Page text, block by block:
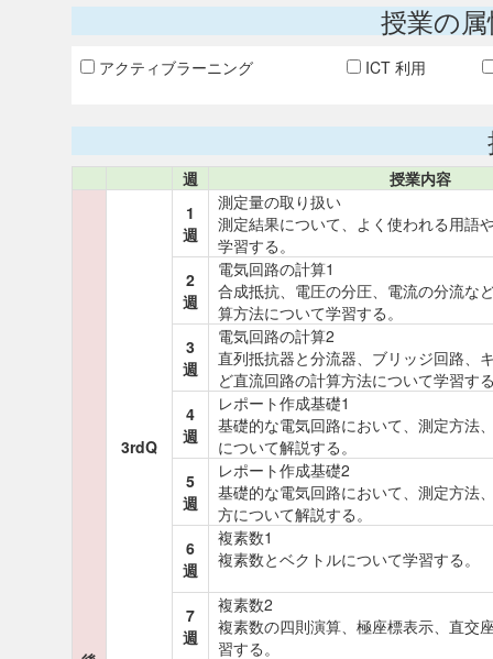
授業の
アクティブラーニング ICT 利用
週 授業内容
3rdQ
1
週
測定量の取り扱い
測定結果について、よく使われる用語
学習する。
2
週
電気回路の計算1
合成抵抗、電圧の分圧、電流の分流な
算方法について学習する。
3
週
電気回路の計算2
直列抵抗器と分流器、ブリッジ回路、
ど直流回路の計算方法について学習す
4
週
レポート作成基礎1
基礎的な電気回路において、測定方法
について解説する。
5
週
レポート作成基礎2
基礎的な電気回路において、測定方法
方について解説する。
6
週
複素数1
複素数とベクトルについて学習する。
7
週
複素数2
複素数の四則演算、極座標表示、直交
習する。